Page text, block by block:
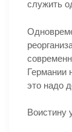
служить
Германии
это надо
Воистину